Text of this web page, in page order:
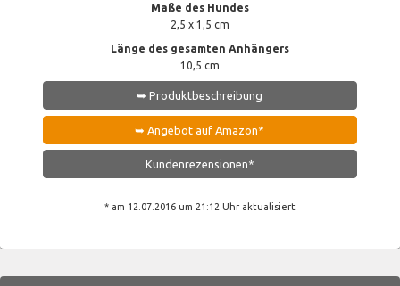
Maße des Hundes
2,5 x 1,5 cm
Länge des gesamten Anhängers
10,5 cm
➥ Produktbeschreibung
➥ Angebot auf Amazon*
Kundenrezensionen*
* am 12.07.2016 um 21:12 Uhr aktualisiert